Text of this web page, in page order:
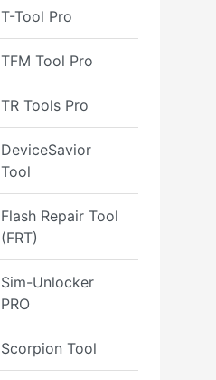
T-Tool Pro
TFM Tool Pro
TR Tools Pro
DeviceSavior
Tool
Flash Repair Tool
(FRT)
Sim-Unlocker
PRO
Scorpion Tool